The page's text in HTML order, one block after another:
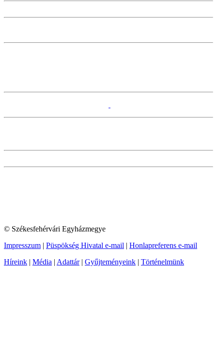
© Székesfehérvári Egyházmegye
Impresszum | Püspökség Hivatal e-mail | Honlapreferens e-mail
Híreink | Média | Adattár| Gyűjteményeink | Történelmünk